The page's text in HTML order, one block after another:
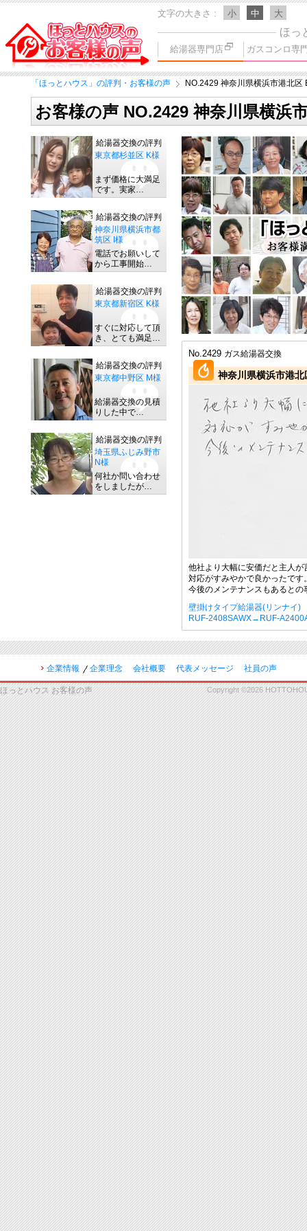
文字の大きさ 小 中 大
ほっ
給湯器専門店 ガスコンロ専
「ほっとハウス」の評判・お客様の声 NO.2429 神奈川県横浜市港北区
お客様の声 NO.2429 神奈川県横浜
No.2429 ガス給湯器交換
神奈川県横浜市港北
他社より大幅に安価だと主人が
対応がすみやかで良かったです
今後のメンテナンスもあるとの
壁掛けタイプ給湯器(リンナイ)
RUF-2408SAWX→RUF-
給湯器交換の評判
東京都杉並区 K様
まず価格に大満足
です。実家…
給湯器交換の評判
神奈川県横浜市都
筑区 I様
電話でお願いして
から工事開始…
給湯器交換の評判
東京都新宿区 K様
すぐに対応して頂
き、とても満足…
給湯器交換の評判
東京都中野区 M様
給湯器交換の見積
りした中で…
給湯器交換の評判
埼玉県ふじみ野市
N様
何社か問い合わせ
をしましたが…
企業情報 企業理念 会社概要 代表メッセージ 社員の声
ほっとハウス お客様の声 Copyright ©2026